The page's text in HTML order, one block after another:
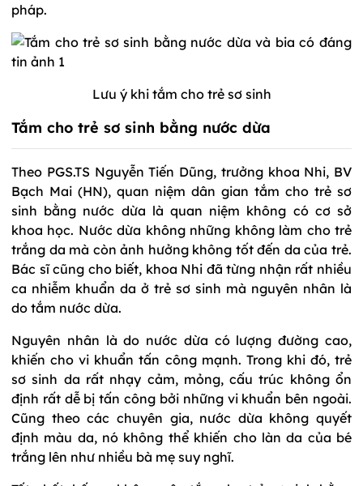
pháp.
Lưu ý khi tắm cho trẻ sơ sinh
Tắm cho trẻ sơ sinh bằng nước dừa
Theo PGS.TS Nguyễn Tiến Dũng, trưởng khoa Nhi, BV
Bạch Mai (HN), quan niệm dân gian tắm cho trẻ sơ
sinh bằng nước dừa là quan niệm không có cơ sở
khoa học. Nước dừa không những không làm cho trẻ
trắng da mà còn ảnh hưởng không tốt đến da của trẻ.
Bác sĩ cũng cho biết, khoa Nhi đã từng nhận rất nhiều
ca nhiễm khuẩn da ở trẻ sơ sinh mà nguyên nhân là
do tắm nước dừa.
Nguyên nhân là do nước dừa có lượng đường cao,
khiến cho vi khuẩn tấn công mạnh. Trong khi đó, trẻ
sơ sinh da rất nhạy cảm, mỏng, cấu trúc không ổn
định rất dễ bị tấn công bởi những vi khuẩn bên ngoài.
Cũng theo các chuyên gia, nước dừa không quyết
định màu da, nó không thể khiến cho làn da của bé
trắng lên như nhiều bà mẹ suy nghĩ.